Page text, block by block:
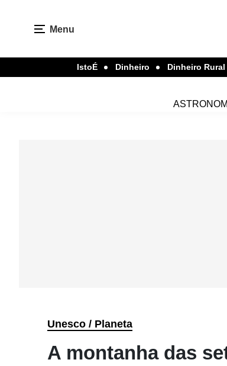
Menu
IstoÉ Dinheiro Dinheiro Rural
Unesco / Planeta
A montanha das